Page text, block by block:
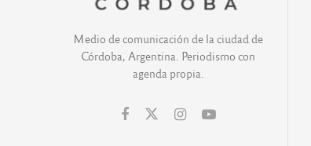
Medio de comunicación de la ciudad de
Córdoba, Argentina. Periodismo con
agenda propia.